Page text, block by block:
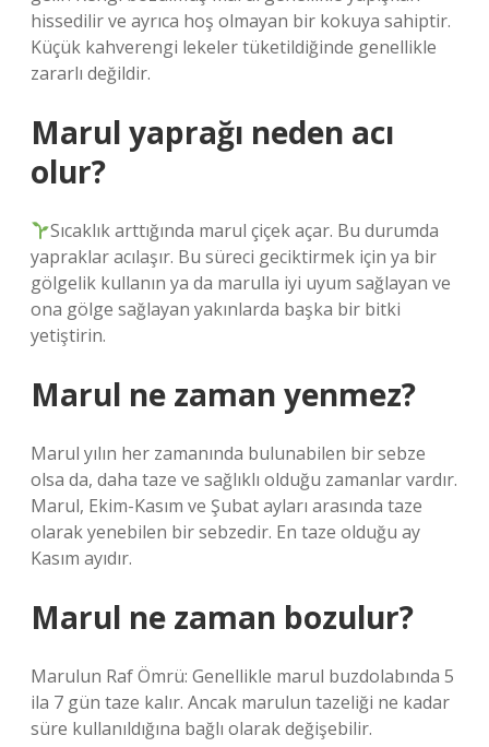
hissedilir ve ayrıca hoş olmayan bir kokuya sahiptir.
Küçük kahverengi lekeler tüketildiğinde genellikle
zararlı değildir.
Marul yaprağı neden acı
olur?
Sıcaklık arttığında marul çiçek açar. Bu durumda
yapraklar acılaşır. Bu süreci geciktirmek için ya bir
gölgelik kullanın ya da marulla iyi uyum sağlayan ve
ona gölge sağlayan yakınlarda başka bir bitki
yetiştirin.
Marul ne zaman yenmez?
Marul yılın her zamanında bulunabilen bir sebze
olsa da, daha taze ve sağlıklı olduğu zamanlar vardır.
Marul, Ekim-Kasım ve Şubat ayları arasında taze
olarak yenebilen bir sebzedir. En taze olduğu ay
Kasım ayıdır.
Marul ne zaman bozulur?
Marulun Raf Ömrü: Genellikle marul buzdolabında 5
ila 7 gün taze kalır. Ancak marulun tazeliği ne kadar
süre kullanıldığına bağlı olarak değişebilir.